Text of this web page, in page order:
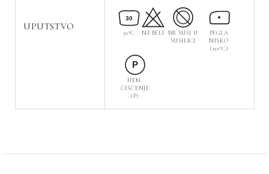
UPUTSTVO
30
30°C NE BELI
NE SUŠI U
SUŠILICI
PEGLA
NISKO
(110°C)
P
HEM.
ČIŠĆENJE
(P)